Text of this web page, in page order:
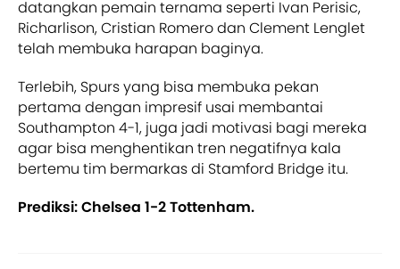
datangkan pemain ternama seperti Ivan Perisic,
Richarlison, Cristian Romero dan Clement Lenglet
telah membuka harapan baginya.
Terlebih, Spurs yang bisa membuka pekan
pertama dengan impresif usai membantai
Southampton 4-1, juga jadi motivasi bagi mereka
agar bisa menghentikan tren negatifnya kala
bertemu tim bermarkas di Stamford Bridge itu.
Prediksi: Chelsea 1-2 Tottenham.